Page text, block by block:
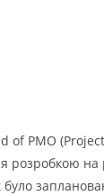
of PMO
на
було